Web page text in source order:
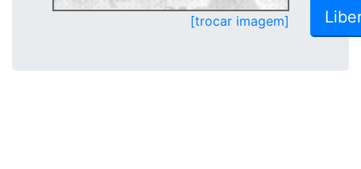
[trocar imagem]